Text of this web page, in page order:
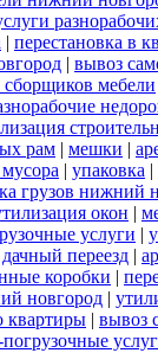
| перестановка в
| вывоз
сборщиков мебели
рам | мешки |
| упаковка |
грузов нижний
окон |
услуги |
дачный переезд |
коробки |
новгород |
квартиры | вывоз
погрузочные